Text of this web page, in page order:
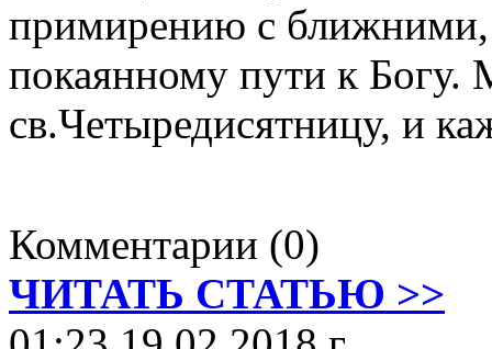
примирению с
покаянному пути к Богу.
св.Четыредисятницу, и
Комментарии (0)
ЧИТАТЬ СТАТЬЮ >>